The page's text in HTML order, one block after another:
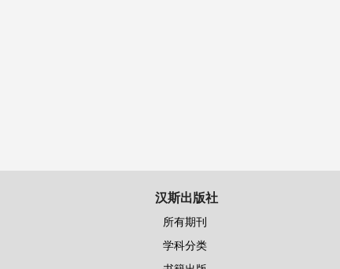
汉斯出版社
所有期刊
学科分类